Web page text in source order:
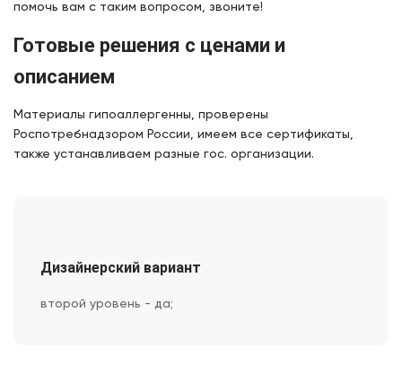
помочь вам с таким вопросом, звоните!
Готовые решения с ценами и
описанием
Материалы гипоаллергенны, проверены
Роспотребнадзором России, имеем все сертификаты,
также устанавливаем разные гос. организации.
Дизайнерский вариант
второй уровень - да;